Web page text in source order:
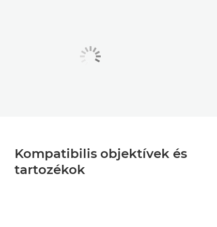
Kompatibilis objektívek és
tartozékok